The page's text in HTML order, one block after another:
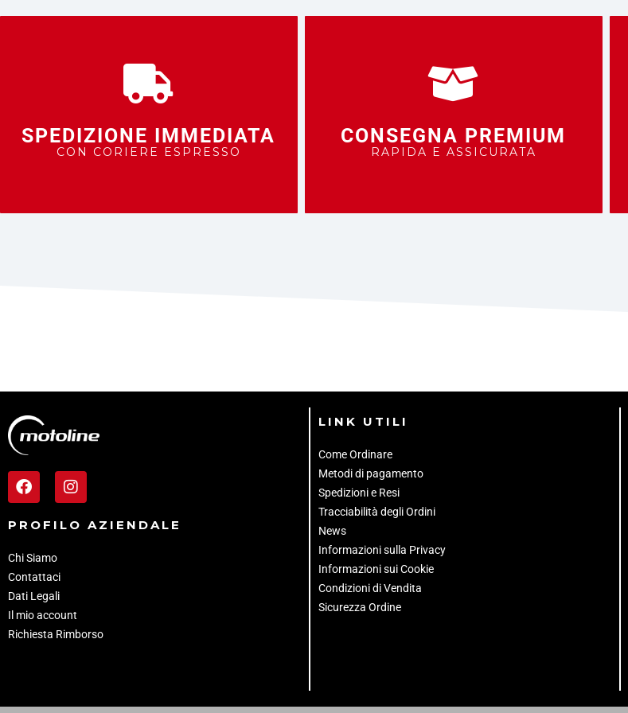
SPEDIZIONE IMMEDIATA
CON CORIERE ESPRESSO
CONSEGNA PREMIUM
RAPIDA E ASSICURATA
PROFILO AZIENDALE
Chi Siamo
Contattaci
Dati Legali
Il mio account
Richiesta Rimborso
LINK UTILI
Come Ordinare
Metodi di pagamento
Spedizioni e Resi
Tracciabilità degli Ordini
News
Informazioni sulla Privacy
Informazioni sui Cookie
Condizioni di Vendita
Sicurezza Ordine